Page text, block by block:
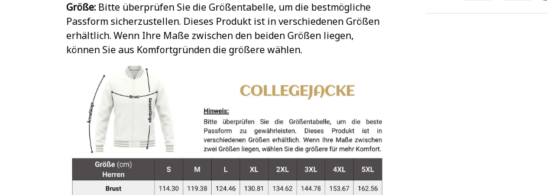
Größe: Bitte überprüfen Sie die Größentabelle, um die bestmögliche
Passform sicherzustellen. Dieses Produkt ist in verschiedenen Größen
erhältlich. Wenn Ihre Maße zwischen den beiden Größen liegen,
können Sie aus Komfortgründen die größere wählen.